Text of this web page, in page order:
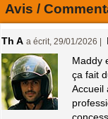
Avis /
Th A a écrit, 29/01/2026 |
Maddy
ça fait
Accueil